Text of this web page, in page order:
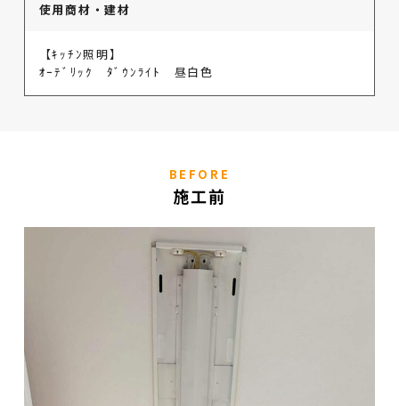
使用商材・建材
【ｷｯﾁﾝ照明】
ｵｰﾃﾞﾘｯｸ ﾀﾞｳﾝﾗｲﾄ 昼白色
BEFORE
施工前